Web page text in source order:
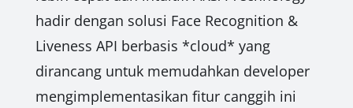
hadir dengan solusi Face Recognition &
Liveness API berbasis *cloud* yang
dirancang untuk memudahkan developer
mengimplementasikan fitur canggih ini